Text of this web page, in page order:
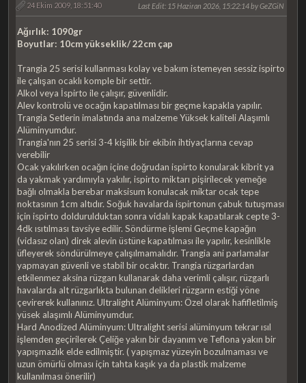
24 Ekim 2009, 18:51:40 Last Edit: 15 Haziran 2026, 15:22:14 by GeZGiN
Ağırlık: 1090gr
Boyutlar: 10cm yükseklik/ 22cm çap
Trangia 25 serisi kullanması kolay ve bakım istemeyen sessiz ispirto
ile çalışan ocaklı komple bir settir.
Alkol veya İspirto ile çalışır, güvenlidir.
Alev kontrolü ve ocağın kapatılması bir geçme kapakla yapılır.
Trangia Setlerin imalatında ana malzeme Yüksek kaliteli Alaşımlı
Alüminyumdur.
Trangia'nın 25 serisi 3-4 kişilik bir ekibin ihtiyaçlarına cevap
verebilir
Ocak yakılırken ocağın içine doğrudan ispirto konularak kibrit ya
da yakmak yardımıyla yakılır, ispirto miktarı pişirilecek yemeğe
bağlı olmakla berebar maksisum konulacak miktar ocak tepe
noktasının 1cm altıdır. Soğuk havalarda ispirtonun çabuk tutuşması
için ispirto doldurulduktan sonra vidalı kapak kapatılarak cepte 3-
4dk ısıtılması tavsiye edilir. Söndürme işlemi Geçme kapağın
(vidasız olan) direk alevin üstüne kapatılması ile yapılır, kesinlikle
üfleyerek söndürülmeye çalışılmamalıdır. Trangia ani parlamalar
yapmayan güvenli ve stabil bir ocaktır. Trangia rüzgarlardan
etkilenmez aksina rüzgarı kullanarak daha verimli çalışır, rüzgarlı
havalarda alt rüzgarlıkta bulunan delikleri rüzgarın estiği yöne
çevirerek kullanınız. Ultralight Alüminyum: Özel olarak hafifletilmiş
yüsek alaşımlı Alüminyumdur.
Hard Anodized Alüminyum: Ultralight serisi alüminyum tekrar ısıl
işlemden geçirilerek Çeliğe yakın bir dayanım ve Teflona yakın bir
yapışmazlık elde edilmiştir. ( yapışmaz yüzeyin bozulmaması ve
uzun ömürlü olması için tahta kaşık ya da plastik malzeme
kullanılması önerilir)